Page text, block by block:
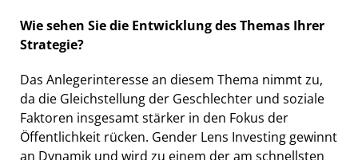
Wie sehen Sie die Entwicklung des Themas Ihrer
Strategie?
Das Anlegerinteresse an diesem Thema nimmt zu,
da die Gleichstellung der Geschlechter und soziale
Faktoren insgesamt stärker in den Fokus der
Öffentlichkeit rücken. Gender Lens Investing gewinnt
an Dynamik und wird zu einem der am schnellsten